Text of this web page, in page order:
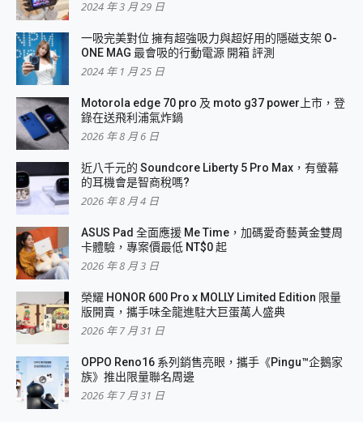
2024 年 3 月 29 日
一吸完美對位 擁有超強吸力與超好用的隱磁支架 O-
ONE MAG 最會吸的行動電源 開箱 評測
2024 年 1 月 25 日
Motorola edge 70 pro 及 moto g37 power上市，登
錄在送飛利浦氣炸鍋
2026 年 8 月 6 日
近八千元的 Soundcore Liberty 5 Pro Max，有螢幕
的耳機會是智商稅嗎?
2026 年 8 月 4 日
ASUS Pad 全面應援 Me Time，加碼愛奇藝黃金雙周
卡體驗，專案價最低 NT$0 起
2026 年 8 月 3 日
榮耀 HONOR 600 Pro x MOLLY Limited Edition 限量
版開賣，攜手味全龍進駐大巨蛋萬人盛典
2026 年 7 月 31 日
OPPO Reno16 系列銷售亮眼，攜手《Pingu™企鵝家
族》推出限量聯名周邊
2026 年 7 月 31 日